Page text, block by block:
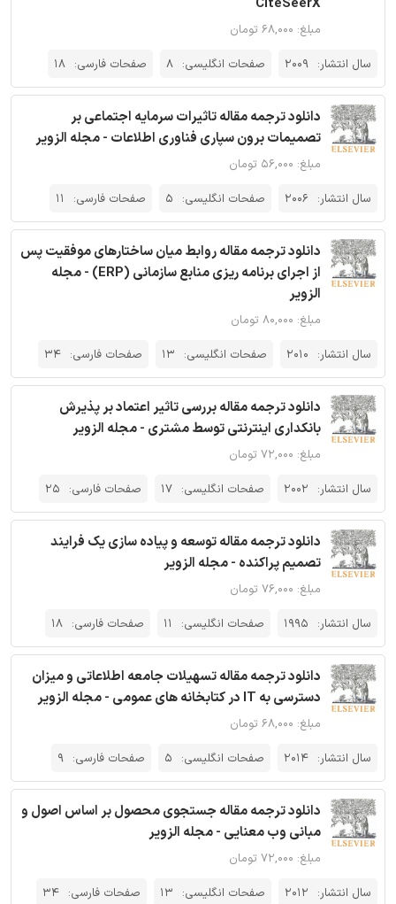
CiteSeerX
مبلغ: ۶۸,۰۰۰ تومان
سال انتشار: 2009 صفحات انگلیسی: 8 صفحات فارسی: 18
دانلود ترجمه مقاله تاثیرات سرمایه اجتماعی بر
تصمیمات برون‌ سپاری فناوری اطلاعات - مجله الزویر
مبلغ: ۵۶,۰۰۰ تومان
سال انتشار: 2006 صفحات انگلیسی: 5 صفحات فارسی: 11
دانلود ترجمه مقاله روابط میان ساختارهای موفقیت پس
از اجرای برنامه ریزی منابع سازمانی (ERP) - مجله
الزویر
مبلغ: ۸۰,۰۰۰ تومان
سال انتشار: 2010 صفحات انگلیسی: 13 صفحات فارسی: 34
دانلود ترجمه مقاله بررسی تاثیر اعتماد بر پذیرش
بانکداری اینترنتی توسط مشتری - مجله الزویر
مبلغ: ۷۲,۰۰۰ تومان
سال انتشار: 2002 صفحات انگلیسی: 17 صفحات فارسی: 25
دانلود ترجمه مقاله توسعه و پیاده سازی یک فرایند
تصمیم پراکنده - مجله الزویر
مبلغ: ۷۶,۰۰۰ تومان
سال انتشار: 1995 صفحات انگلیسی: 11 صفحات فارسی: 18
دانلود ترجمه مقاله تسهیلات جامعه اطلاعاتی و میزان
دسترسی به IT در کتابخانه های عمومی - مجله الزویر
مبلغ: ۶۸,۰۰۰ تومان
سال انتشار: 2014 صفحات انگلیسی: 5 صفحات فارسی: 9
دانلود ترجمه مقاله جستجوی محصول بر اساس اصول و
مبانی وب معنایی - مجله الزویر
مبلغ: ۷۲,۰۰۰ تومان
سال انتشار: 2012 صفحات انگلیسی: 13 صفحات فارسی: 34